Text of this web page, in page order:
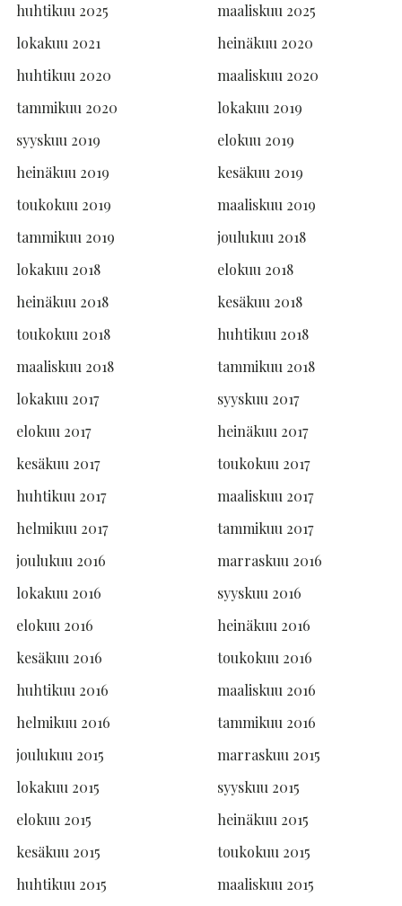
huhtikuu 2025
maaliskuu 2025
lokakuu 2021
heinäkuu 2020
huhtikuu 2020
maaliskuu 2020
tammikuu 2020
lokakuu 2019
syyskuu 2019
elokuu 2019
heinäkuu 2019
kesäkuu 2019
toukokuu 2019
maaliskuu 2019
tammikuu 2019
joulukuu 2018
lokakuu 2018
elokuu 2018
heinäkuu 2018
kesäkuu 2018
toukokuu 2018
huhtikuu 2018
maaliskuu 2018
tammikuu 2018
lokakuu 2017
syyskuu 2017
elokuu 2017
heinäkuu 2017
kesäkuu 2017
toukokuu 2017
huhtikuu 2017
maaliskuu 2017
helmikuu 2017
tammikuu 2017
joulukuu 2016
marraskuu 2016
lokakuu 2016
syyskuu 2016
elokuu 2016
heinäkuu 2016
kesäkuu 2016
toukokuu 2016
huhtikuu 2016
maaliskuu 2016
helmikuu 2016
tammikuu 2016
joulukuu 2015
marraskuu 2015
lokakuu 2015
syyskuu 2015
elokuu 2015
heinäkuu 2015
kesäkuu 2015
toukokuu 2015
huhtikuu 2015
maaliskuu 2015